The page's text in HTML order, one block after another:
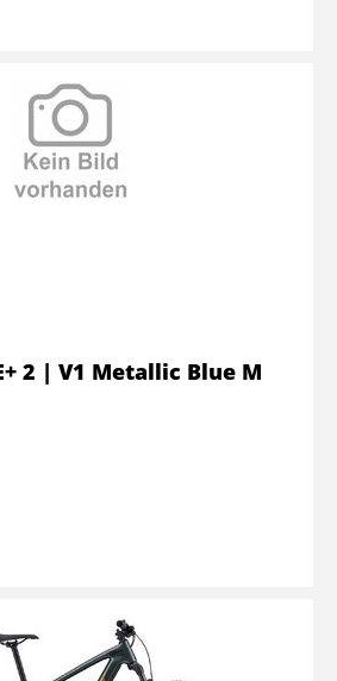
2 | V1 Metallic Blue M